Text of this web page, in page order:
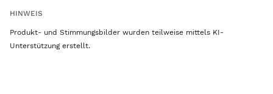
HINWEIS
Produkt- und Stimmungsbilder wurden teilweise mittels KI-
Unterstützung erstellt.